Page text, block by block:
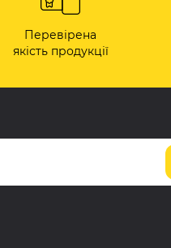
Перевірена
якість продукції